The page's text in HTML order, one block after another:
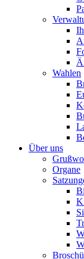
Wahlen
Über uns
Organe